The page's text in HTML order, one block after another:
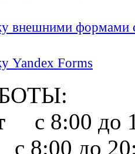
внешними формами
Yandex Forms
с 8:00 до
до